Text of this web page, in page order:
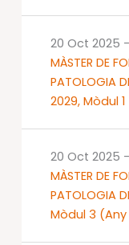
MÀSTER DE
PATOLOGIA
2029, Mòdul
20 Oct 2025 -
MÀSTER DE
PATOLOGIA
Mòdul 3
20 Oct 2025 -